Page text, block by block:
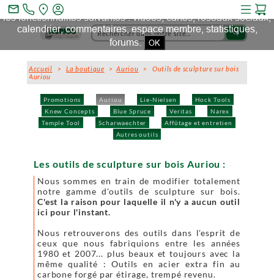
search
Promotions Auriou Lie-Nielsen
Hock Tools
Knew Concepts
Blue Spruce Veritas
Narex
Temple Tool
Scharwaechter
Affûtage et entretien
Autres outils
Accueil >La boutique >Auriou > Outils de sculpture sur bois
Auriou
Les outils de sculpture sur bois Auriou :
Nous sommes en train de modifier totalement
notre gamme d'outils de sculpture sur bois.
C'est la raison pour laquelle il n'y a aucun outil
ici pour l'instant.
Nous retrouverons des outils dans l'esprit de
ceux que nous fabriquions entre les années
1980 et 2007... plus beaux et toujours avec la
même qualité : Outils en acier extra fin au
carbone forgé par étirage, trempé revenu.
mail_outline
Ce site et des sites tiers qu'il utilise collectent des cookies pour
les fonctionnalités suivantes : vidéos, cartes, réseaux sociaux,
calendrier, commentaires, espace membre, statistiques,
forums. OK